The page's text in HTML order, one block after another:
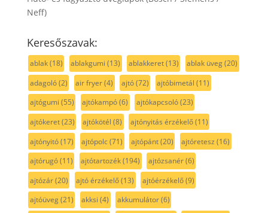
Neff)
Keresőszavak:
ablak(18) ablakgumi (13) ablakkeret(13) ablak üveg(20)
adagoló(2) air fryer(4) ajtó(72) ajtóbimetál (11)
ajtógumi (55) ajtókampó(6) ajtókapcsoló(23)
ajtókeret(23) ajtókötél (8) ajtónyitás érzékelő(11)
ajtónyitó(17) ajtópolc(71) ajtópánt(20) ajtóretesz (16)
ajtórugó(11) ajtótartozék(194) ajtózsanér(6)
ajtózár(20) ajtó érzékelő(13) ajtóérzékelő(9)
ajtóüveg(21) akksi (4) akkumulátor(6)